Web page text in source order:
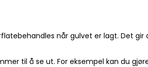
når gulvet er lagt. Det
til å se ut. For eksempel kan du